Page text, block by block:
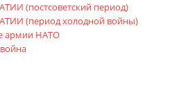
(постсоветский период)
(период холодной войны)
армии НАТО